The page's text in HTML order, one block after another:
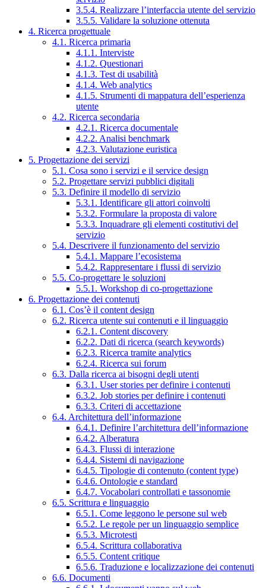
3.5.4. Realizzare l’interfaccia utente del servizio
3.5.5. Validare la soluzione ottenuta
4. Ricerca progettuale
4.1. Ricerca primaria
4.1.1. Interviste
4.1.2. Questionari
4.1.3. Test di usabilità
4.1.4. Web analytics
4.1.5. Strumenti di mappatura dell’esperienza
utente
4.2. Ricerca secondaria
4.2.1. Ricerca documentale
4.2.2. Analisi benchmark
4.2.3. Valutazione euristica
5. Progettazione dei servizi
5.1. Cosa sono i servizi e il service design
5.2. Progettare servizi pubblici digitali
5.3. Definire il modello di servizio
5.3.1. Identificare gli attori coinvolti
5.3.2. Formulare la proposta di valore
5.3.3. Inquadrare gli elementi costitutivi del
servizio
5.4. Descrivere il funzionamento del servizio
5.4.1. Mappare l’ecosistema
5.4.2. Rappresentare i flussi di servizio
5.5. Co-progettare le soluzioni
5.5.1. Workshop di co-progettazione
6. Progettazione dei contenuti
6.1. Cos’è il content design
6.2. Ricerca utente sui contenuti e il linguaggio
6.2.1. Content discovery
6.2.2. Dati di ricerca (search keywords)
6.2.3. Ricerca tramite analytics
6.2.4. Ricerca sui forum
6.3. Dalla ricerca ai bisogni degli utenti
6.3.1. User stories per definire i contenuti
6.3.2. Job stories per definire i contenuti
6.3.3. Criteri di accettazione
6.4. Architettura dell’informazione
6.4.1. Definire l’architettura dell’informazione
6.4.2. Alberatura
6.4.3. Flussi di interazione
6.4.4. Sistemi di navigazione
6.4.5. Tipologie di contenuto (content type)
6.4.6. Ontologie e standard
6.4.7. Vocabolari controllati e tassonomie
6.5. Scrittura e linguaggio
6.5.1. Come leggono le persone sul web
6.5.2. Le regole per un linguaggio semplice
6.5.3. Microtesti
6.5.4. Scrittura collaborativa
6.5.5. Content critique
6.5.6. Traduzione e localizzazione dei contenuti
6.6. Documenti